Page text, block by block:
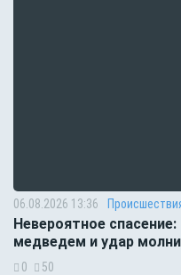
06.08.2026 13:36
Невероятное
медведем и удар
0 50